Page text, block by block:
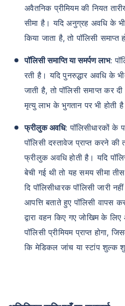
अवैतनिक प्रीमियम की नियत
सीमा है। यदि अनुग्रह अवधि के
किया जाता है, तो पॉलिसी समाप्त
पॉलिसी समाप्ति या समर्पण लाभ:
रती है। यदि पुनरुद्धार अवधि के
जाती है, तो पॉलिसी समाप्त कर
मृत्यु लाभ के भुगतान पर भी होती
फ्रीलुक अवधि: पॉलिसीधारकों के
पॉलिसी दस्तावेज प्राप्त करने की
फ्रीलुक अवधि होती है। यदि
बेची गई थी तो यह समय सीमा
दि पॉलिसीधारक पॉलिसी जारी
आपत्ति बताते हुए पॉलिसी वापस
द्वारा वहन किए गए जोखिम के
पॉलिसी प्रीमियम प्राप्त होगा,
कि मेडिकल जांच या स्टांप शुल्क
₹ 1,376/
आपके परिवार की सुरक्षा
*₹434 प्रति माह, 1 करोड़ के टर्म लाइफ इंश्योरेंस की शुरुआती
कोई पूर्व-मौजूदा बीमारी नहीं है, 36 वर्ष की आयु तक कवर। *₹630
कीमत है — एक गैर-धूम्रपान करने वाले व्यक्ति के लिए, जिसे कोई पूर्व-
*₹1,376 प्रति माह, 1 करोड़ के टर्म लाइफ इंश्योरेंस की शुरुआती
कोई पूर्व-मौजूदा बीमारी नहीं है, 56 वर्ष की आयु तक कवर।